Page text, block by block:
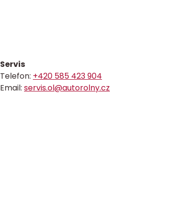
Servis
Telefon: +420 585 423 904
Email: servis.ol@autorolny.cz